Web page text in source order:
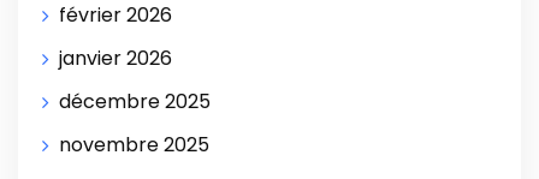
février 2026
janvier 2026
décembre 2025
novembre 2025